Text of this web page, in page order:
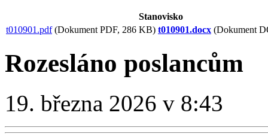
Stanovisko
t010901.pdf(Dokument PDF, 286 KB) t010901.docx (Dokument
Rozesláno poslancům
19. března 2026 v 8:43